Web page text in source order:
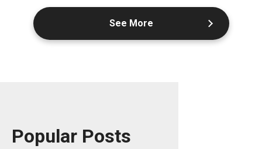
See More
Popular Posts